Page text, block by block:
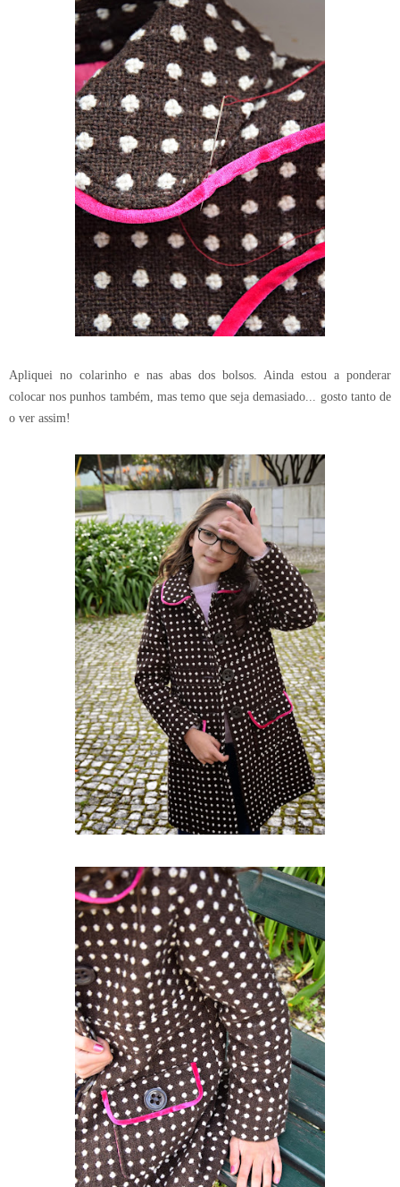
Apliquei no colarinho e nas abas dos bolsos. Ainda estou a ponderar
colocar nos punhos também, mas temo que seja demasiado... gosto tanto de
o ver assim!